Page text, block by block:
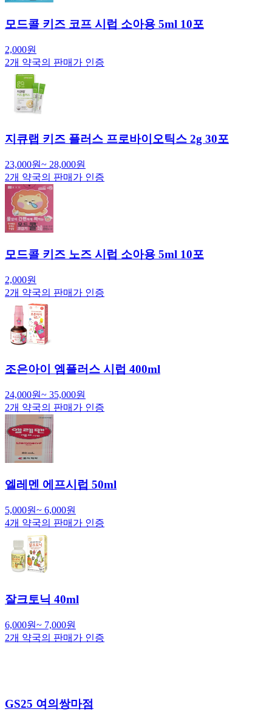
모드콜 키즈 코프 시럽 소아용 5ml 10포
2,000원
2개 약국의 판매가 인증
지큐랩 키즈 플러스 프로바이오틱스 2g 30포
23,000원~ 28,000원
2개 약국의 판매가 인증
모드콜 키즈 노즈 시럽 소아용 5ml 10포
2,000원
2개 약국의 판매가 인증
조은아이 엠플러스 시럽 400ml
24,000원~ 35,000원
2개 약국의 판매가 인증
엘레멘 에프시럽 50ml
5,000원~ 6,000원
4개 약국의 판매가 인증
잘크토닉 40ml
6,000원~ 7,000원
2개 약국의 판매가 인증
GS25 여의쌍마점